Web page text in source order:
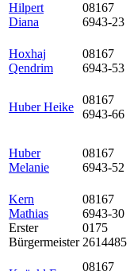
Hilpert
Diana
08167
6943-23
Hoxhaj
Qendrim
08167
6943-53
Huber Heike
08167
6943-66
Huber
Melanie
08167
6943-52
Kern
Mathias
Erster
Bürgermeister
08167
6943-30
0175
2614485
08167